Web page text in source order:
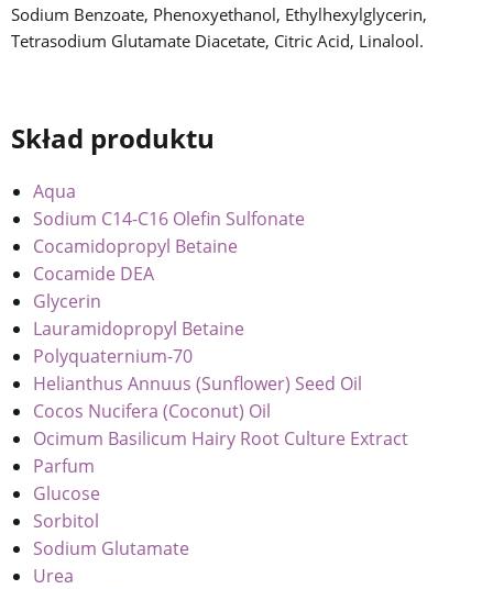
Sodium Benzoate, Phenoxyethanol, Ethylhexylglycerin,
Tetrasodium Glutamate Diacetate, Citric Acid, Linalool.
Skład produktu
Aqua
Sodium C14-C16 Olefin Sulfonate
Cocamidopropyl Betaine
Cocamide DEA
Glycerin
Lauramidopropyl Betaine
Polyquaternium-70
Helianthus Annuus (Sunflower) Seed Oil
Cocos Nucifera (Coconut) Oil
Ocimum Basilicum Hairy Root Culture Extract
Parfum
Glucose
Sorbitol
Sodium Glutamate
Urea